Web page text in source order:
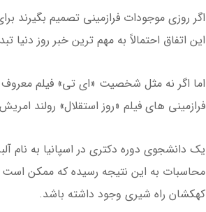
اگر روزی موجودات فرازمینی تصمیم بگیرند
این اتفاق احتمالاً به مهم ترین خبر روز دنیا
اما اگر نه مثل شخصیت «ای تی» فیلم
فرازمینی های فیلم «روز استقلال» رولند
یک دانشجوی دوره دکتری در اسپانیا به نام
کهکشان راه شیری وجود داشته باشد.